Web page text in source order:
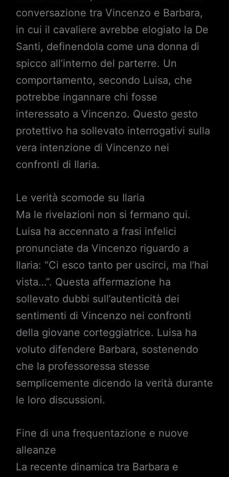
conversazione tra Vincenzo e Barbara,
in cui il cavaliere avrebbe elogiato la De
Santi, definendola come una donna di
spicco all’interno del parterre. Un
comportamento, secondo Luisa, che
potrebbe ingannare chi fosse
interessato a Vincenzo. Questo gesto
protettivo ha sollevato interrogativi sulla
vera intenzione di Vincenzo nei
confronti di Ilaria.
Le verità scomode su Ilaria
Ma le rivelazioni non si fermano qui.
Luisa ha accennato a frasi infelici
pronunciate da Vincenzo riguardo a
Ilaria: “Ci esco tanto per uscirci, ma l’hai
vista…”. Questa affermazione ha
sollevato dubbi sull’autenticità dei
sentimenti di Vincenzo nei confronti
della giovane corteggiatrice. Luisa ha
voluto difendere Barbara, sostenendo
che la professoressa stesse
semplicemente dicendo la verità durante
le loro discussioni.
Fine di una frequentazione e nuove
alleanze
La recente dinamica tra Barbara e